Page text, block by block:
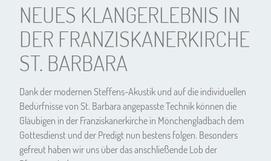
NEUES KLANGERLEBNIS IN
DER FRANZISKANERKIRCHE
ST. BARBARA
Dank der modernen Steffens-Akustik und auf die individuellen
Bedürfnisse von St. Barbara angepasste Technik können die
Gläubigen in der Franziskanerkirche in Mönchengladbach dem
Gottesdienst und der Predigt nun bestens folgen. Besonders
gefreut haben wir uns über das anschließende Lob der